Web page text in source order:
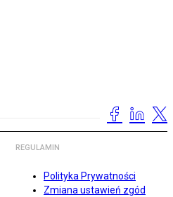
REGULAMIN
Polityka Prywatności
Zmiana ustawień zgód